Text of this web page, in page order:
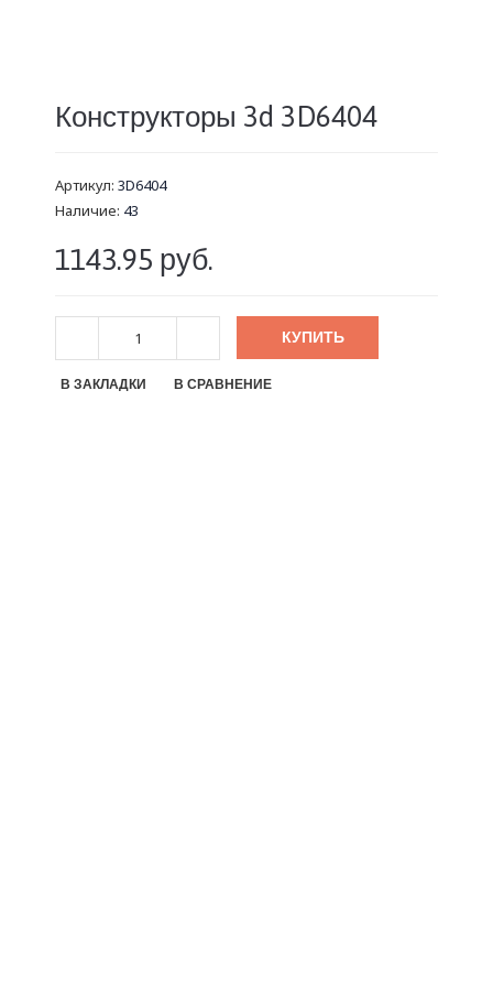
Конструкторы 3d 3D6404
Артикул: 3D6404
Наличие: 43
1143.95 руб.
КУПИТЬ
В ЗАКЛАДКИ В СРАВНЕНИЕ